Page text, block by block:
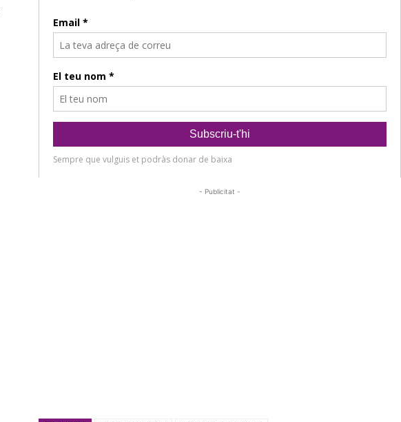
- Publicitat -